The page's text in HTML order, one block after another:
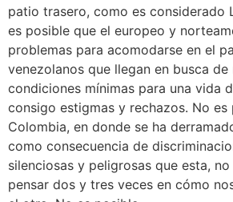
patio trasero, como es
es posible que el europeo y
problemas para acomodarse en el
venezolanos que llegan en busca de
condiciones mínimas para una vida
consigo estigmas y rechazos. No es
Colombia, en donde se ha
como consecuencia de
silenciosas y peligrosas que esta,
pensar dos y tres veces en cómo